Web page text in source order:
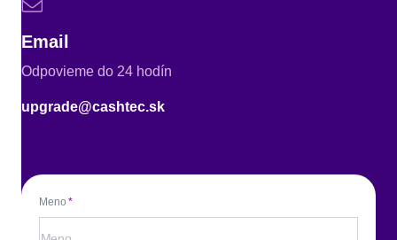
Email
Odpovieme do 24 hodín
upgrade@cashtec.sk
Meno